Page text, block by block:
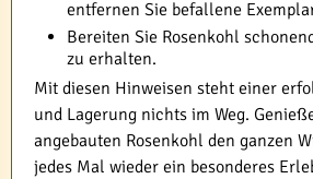
entfernen Sie befallene
Bereiten Sie Rosenkohl
zu erhalten.
Mit diesen Hinweisen steht einer
und Lagerung nichts im Weg.
angebauten Rosenkohl den ganzen
jedes Mal wieder ein besonderes